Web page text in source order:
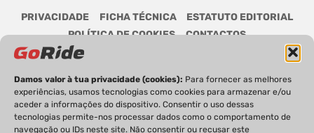
Damos valor à tua privacidade (cookies): Para fornecer as melhores
experiências, usamos tecnologias como cookies para armazenar e/ou
aceder a informações do dispositivo. Consentir o uso dessas
tecnologias permite-nos processar dados como o comportamento de
navegação ou IDs neste site. Não consentir ou recusar este
PRIVACIDADE FICHA TÉCNICA
ESTATUTO EDITORIAL
POLÍTICA DE COOKIES
CONTACTOS
GoRide 2026 | Todos os direitos reservados.